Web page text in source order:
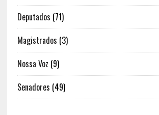
Deputados (71)
Magistrados (3)
Nossa Voz (9)
Senadores (49)